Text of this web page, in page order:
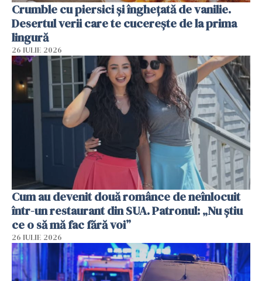
Crumble cu piersici și înghețată de vanilie.
Desertul verii care te cucerește de la prima
lingură
26 IULIE 2026
Cum au devenit două românce de neînlocuit
într-un restaurant din SUA. Patronul: „Nu știu
ce o să mă fac fără voi”
26 IULIE 2026